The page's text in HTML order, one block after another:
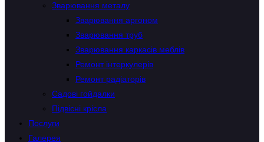
Зварювання металу
Зварювання аргоном
Зварювання труб
Зварювання каркасів меблів
Ремонт інтеркулерів
Ремонт радіаторів
Садові гойдалки
Підвісні крісла
Послуги
Галерея